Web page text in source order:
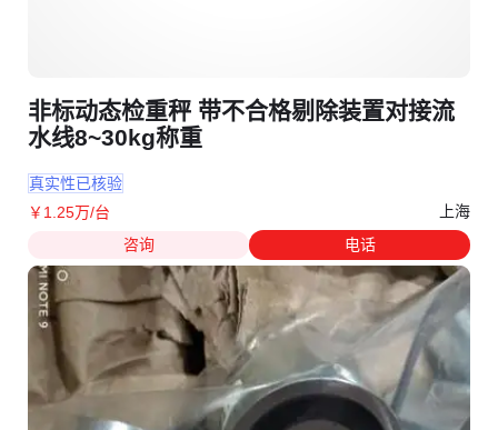
非标动态检重秤 带不合格剔除装置对接流
水线8~30kg称重
真实性已核验
￥ 1 .25万/台
上海
咨询
电话